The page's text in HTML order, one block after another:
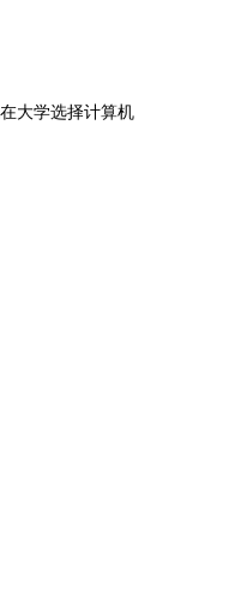
大学选择计算机